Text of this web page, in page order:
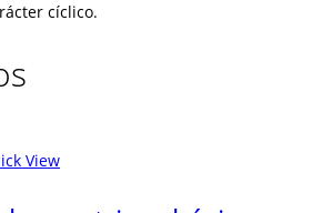
cíclico.
View